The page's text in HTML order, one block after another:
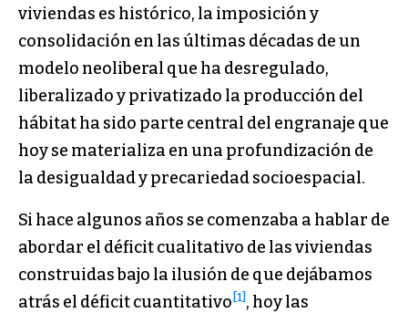
viviendas es histórico, la imposición y
consolidación en las últimas décadas de un
modelo neoliberal que ha desregulado,
liberalizado y privatizado la producción del
hábitat ha sido parte central del engranaje que
hoy se materializa en una profundización de
la desigualdad y precariedad socioespacial.
Si hace algunos años se comenzaba a hablar de
abordar el déficit cualitativo de las viviendas
construidas bajo la ilusión de que dejábamos
atrás el déficit cuantitativo [1], hoy las